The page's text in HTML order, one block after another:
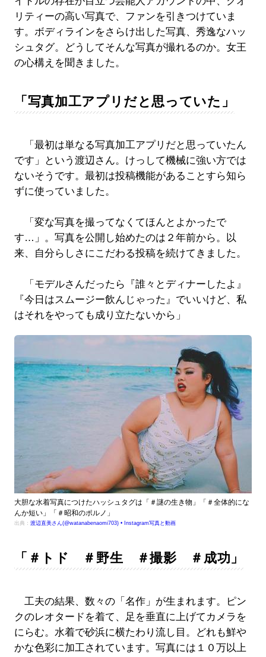
リティーの高い写真で、ファンを引きつけていま
す。ボディラインをさらけ出した写真、秀逸なハッ
シュタグ。どうしてそんな写真が撮れるのか。女王
の心構えを聞きました。
「写真加工アプリだと思っていた」
「最初は単なる写真加工アプリだと思っていたん
です」という渡辺さん。けっして機械に強い方では
ないそうです。最初は投稿機能があることすら知ら
ずに使っていました。
「変な写真を撮ってなくてほんとよかったで
す…」。写真を公開し始めたのは２年前から。以
来、自分らしさにこだわる投稿を続けてきました。
「モデルさんだったら『誰々とディナーしたよ』
『今日はスムージー飲んじゃった』でいいけど、私
はそれをやっても成り立たないから」
大胆な水着写真につけたハッシュタグは「＃謎の生き物」「＃全体的にな
んか短い」「＃昭和のポルノ」
出典： 渡辺直美さん(@watanabenaomi703) • Instagram写真と動画
「＃トド ＃野生 ＃撮影 ＃成功」
工夫の結果、数々の「名作」が生まれます。ピン
クのレオタードを着て、足を垂直に上げてカメラを
にらむ。水着で砂浜に横たわり流し目。どれも鮮や
かな色彩に加工されています。写真には１０万以上